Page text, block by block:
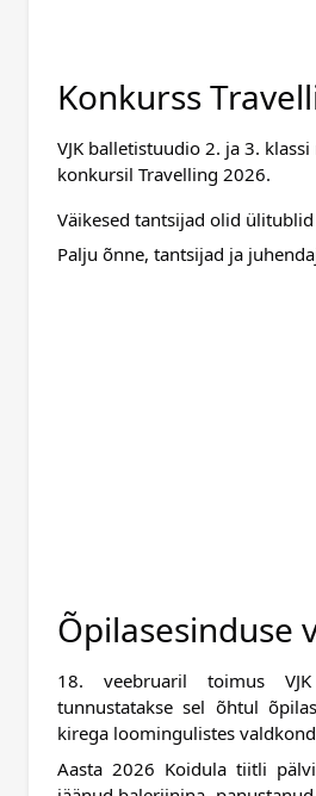
Konkurss
VJK balletistuudio 2. ja 3.
konkursil Travelling 2026.
Väikesed tantsijad olid
Palju õnne, tantsijad ja
Õpilasesinduse
18. veebruaril toimus
tunnustatakse sel õhtul
kirega loomingulistes
Aasta 2026 Koidula tiitli